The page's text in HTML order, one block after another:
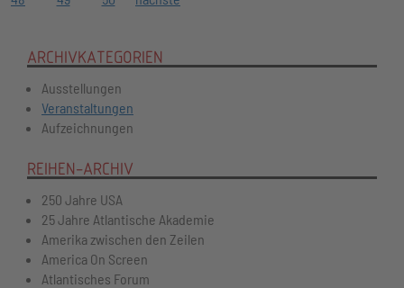
ARCHIVKATEGORIEN
Ausstellungen
Veranstaltungen
Aufzeichnungen
REIHEN-ARCHIV
250 Jahre USA
25 Jahre Atlantische Akademie
Amerika zwischen den Zeilen
America On Screen
Atlantisches Forum